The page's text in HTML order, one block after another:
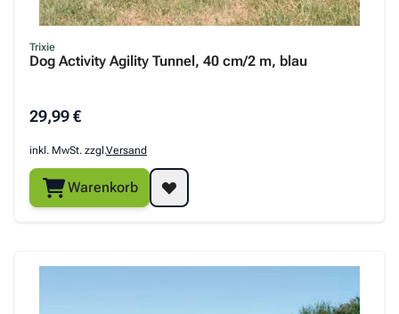
Trixie
Dog Activity Agility Tunnel, 40 cm/2 m, blau
29,99 €
inkl. MwSt. zzgl.Versand
Warenkorb